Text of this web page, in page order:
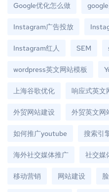
Google优化怎么做
Instagram广告投放
Instagram红人 SEM
wordpress英文网站模板
上海谷歌优化 响应式英文
外贸网站建设 外贸英文网
如何推广youtube 搜索引
海外社交媒体推广 社交媒
移动营销 网站建设